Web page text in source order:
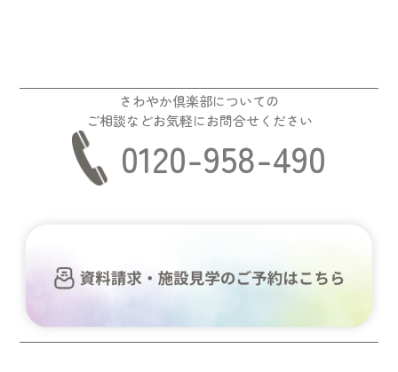
さわやか倶楽部についての
ご相談などお気軽にお問合せください
0120-958-490